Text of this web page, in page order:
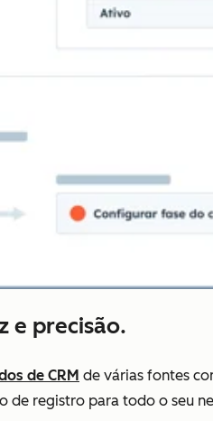
e precisão.
de CRM de várias fontes
de registro para todo o seu